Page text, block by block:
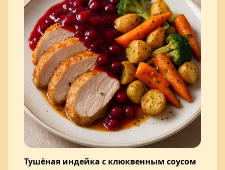
Тушёная индейка с клюквенным соусом